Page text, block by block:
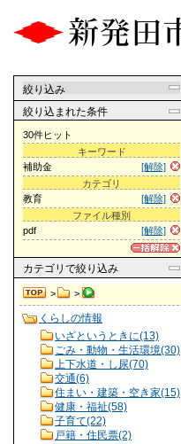
絞り込み
絞り込まれた条件
30件ヒット
キーワード
[解除]
補助金
カテゴリ
[解除]
教育
ファイル種別
[解除]
pdf
カテゴリ で絞り込み
> >
くらしの情報
いざというときに(13)
ごみ・動物・生活環境(30)
上下水道・し尿(70)
交通(6)
住まい・建築・空き家(15)
健康・福祉(58)
子育て(22)
戸籍・住民票(2)